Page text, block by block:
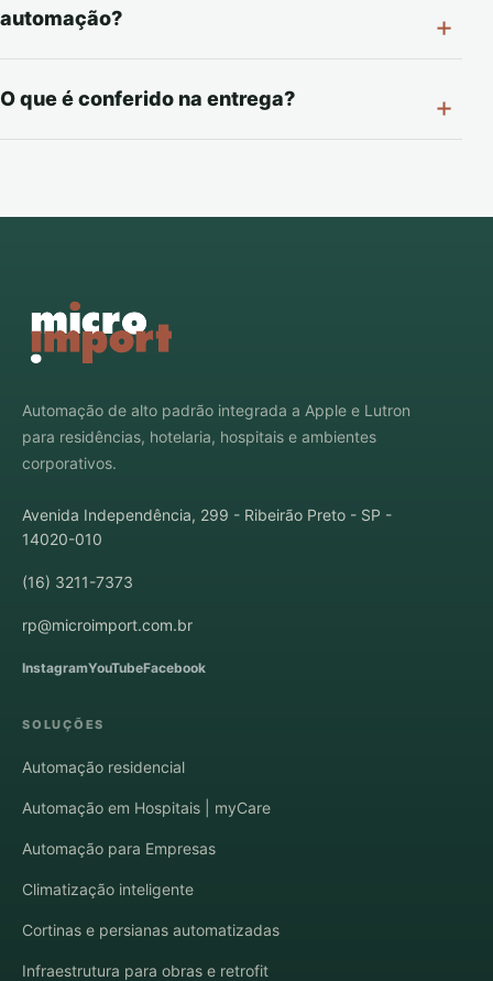
automação?
O que é conferido na entrega?
Automação de alto padrão integrada a Apple e Lutron
para residências, hotelaria, hospitais e ambientes
corporativos.
Avenida Independência, 299 - Ribeirão Preto - SP -
14020-010
(16) 3211-7373
rp@microimport.com.br
InstagramYouTubeFacebook
SOLUÇÕES
Automação residencial
Automação em Hospitais | myCare
Automação para Empresas
Climatização inteligente
Cortinas e persianas automatizadas
Infraestrutura para obras e retrofit